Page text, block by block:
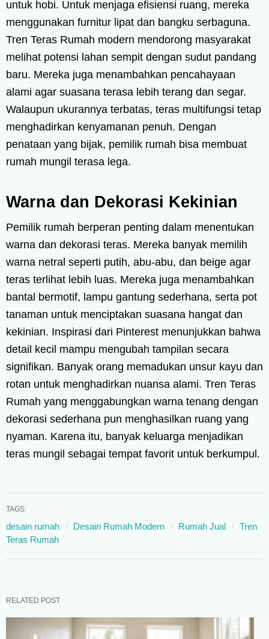
untuk hobi. Untuk menjaga efisiensi ruang, mereka
menggunakan furnitur lipat dan bangku serbaguna.
Tren Teras Rumah modern mendorong masyarakat
melihat potensi lahan sempit dengan sudut pandang
baru. Mereka juga menambahkan pencahayaan
alami agar suasana terasa lebih terang dan segar.
Walaupun ukurannya terbatas, teras multifungsi tetap
menghadirkan kenyamanan penuh. Dengan
penataan yang bijak, pemilik rumah bisa membuat
rumah mungil terasa lega.
Warna dan Dekorasi Kekinian
Pemilik rumah berperan penting dalam menentukan
warna dan dekorasi teras. Mereka banyak memilih
warna netral seperti putih, abu-abu, dan beige agar
teras terlihat lebih luas. Mereka juga menambahkan
bantal bermotif, lampu gantung sederhana, serta pot
tanaman untuk menciptakan suasana hangat dan
kekinian. Inspirasi dari Pinterest menunjukkan bahwa
detail kecil mampu mengubah tampilan secara
signifikan. Banyak orang memadukan unsur kayu dan
rotan untuk menghadirkan nuansa alami. Tren Teras
Rumah yang menggabungkan warna tenang dengan
dekorasi sederhana pun menghasilkan ruang yang
nyaman. Karena itu, banyak keluarga menjadikan
teras mungil sebagai tempat favorit untuk berkumpul.
TAGS:
desain rumah Desain Rumah Modern Rumah Jual
Tren
Teras Rumah
RELATED POST